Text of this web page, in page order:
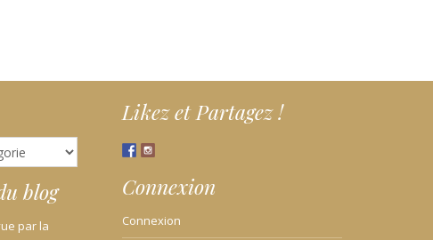
blog
par la
Likez et Partagez !
Connexion
Connexion